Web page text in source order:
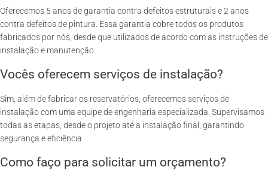
Oferecemos 5 anos de garantia contra defeitos estruturais e 2 anos
contra defeitos de pintura. Essa garantia cobre todos os produtos
fabricados por nós, desde que utilizados de acordo com as instruções de
instalação e manutenção.
Vocês oferecem serviços de instalação?
Sim, além de fabricar os reservatórios, oferecemos serviços de
instalação com uma equipe de engenharia especializada. Supervisamos
todas as etapas, desde o projeto até a instalação final, garantindo
segurança e eficiência.
Como faço para solicitar um orçamento?